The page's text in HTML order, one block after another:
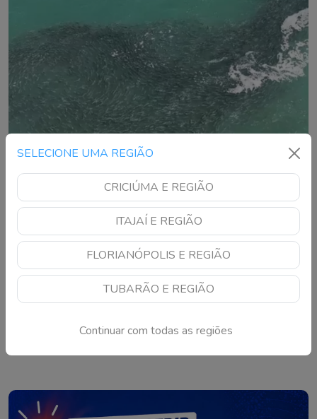
SELECIONE UMA REGIÃO
CRICIÚMA E REGIÃO
ITAJAÍ E REGIÃO
FLORIANÓPOLIS E REGIÃO
TUBARÃO E REGIÃO
Continuar com todas as regiões
Cardume de tainhas surge antes do previsto e
chama atenção em Laguna
Registro no Farol de Santa Marta antecipa movimento típico
da safra e surpreende moradores